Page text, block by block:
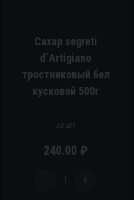
Сахар segreti
d`Artigiano
тростниковый бел
кусковой 500г
за шт
240.00 ₽
- 1 +